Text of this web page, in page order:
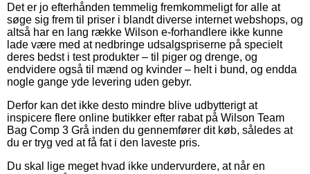
Det er jo efterhånden temmelig fremkommeligt for alle at
søge sig frem til priser i blandt diverse internet webshops, og
altså har en lang række Wilson e-forhandlere ikke kunne
lade være med at nedbringe udsalgspriserne på specielt
deres bedst i test produkter – til piger og drenge, og
endvidere også til mænd og kvinder – helt i bund, og endda
nogle gange yde levering uden gebyr.
Derfor kan det ikke desto mindre blive udbytterigt at
inspicere flere online butikker efter rabat på Wilson Team
Bag Comp 3 Grå inden du gennemfører dit køb, således at
du er tryg ved at få fat i den laveste pris.
Du skal lige meget hvad ikke undervurdere, at når en